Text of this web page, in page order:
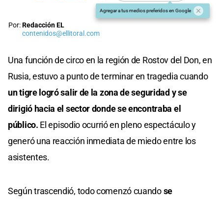
Agregar a tus medios preferidos en Google
Por:Redacción EL
contenidos@ellitoral.com
Una función de circo en la región de Rostov del Don, en
Rusia, estuvo a punto de terminar en tragedia cuando
un tigre logró salir de la zona de seguridad y se
dirigió hacia el sector donde se encontraba el
público. El episodio ocurrió en pleno espectáculo y
generó una reacción inmediata de miedo entre los
asistentes.
Según trascendió, todo comenzó cuandose